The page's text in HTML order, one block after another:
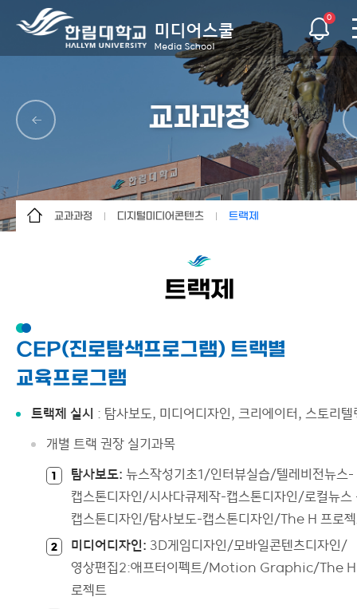
0
교과과정
교과과정
대학원
연구소
이용안내
디지털미디어콘텐츠
디지털미디어콘텐츠
트랙제
트랙제
트랙제
CEP(진로탐색프로그램) 트랙별
교육프로그램
트랙제 실시 : 탐사보도, 미디어디자인, 크리에이터, 스토리텔
개별 트랙 권장 실기과목
1 탐사보도: 뉴스작성기초1/인터뷰실습/텔레비전뉴스-
캡스톤디자인/시사다큐제작-캡스톤디자인/로컬뉴스
캡스톤디자인/탐사보도-캡스톤디자인/The H 프로
2 미디어디자인: 3D게임디자인/모바일콘텐츠디자인/
영상편집2:애프터이펙트/Motion Graphic/The
로젝트